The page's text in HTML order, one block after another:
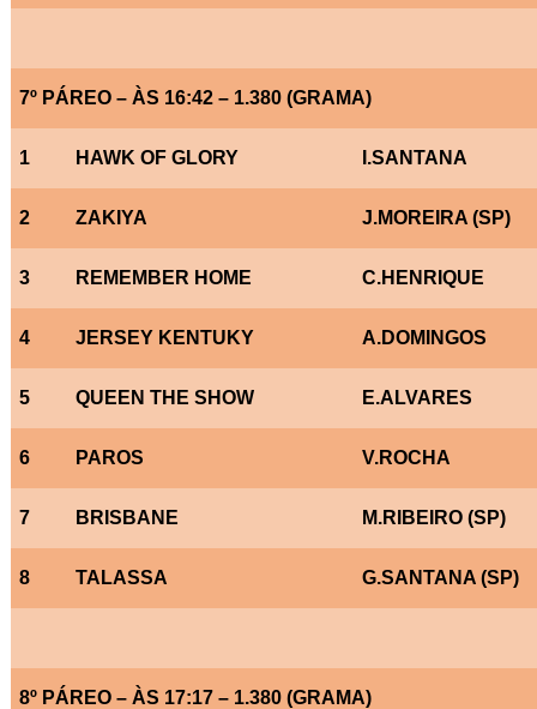
7º PÁREO – ÀS 16:42 – 1.380 (GRAMA)
1 HAWK OF GLORY I.SANTANA
2 ZAKIYA J.MOREIRA (SP)
3 REMEMBER HOME C.HENRIQUE
4 JERSEY KENTUKY A.DOMINGOS
5 QUEEN THE SHOW E.ALVARES
6 PAROS V.ROCHA
7 BRISBANE M.RIBEIRO (SP)
8 TALASSA G.SANTANA (SP)
8º PÁREO – ÀS 17:17 – 1.380 (GRAMA)